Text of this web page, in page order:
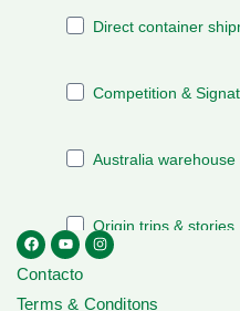
Contacto
Terms & Conditons